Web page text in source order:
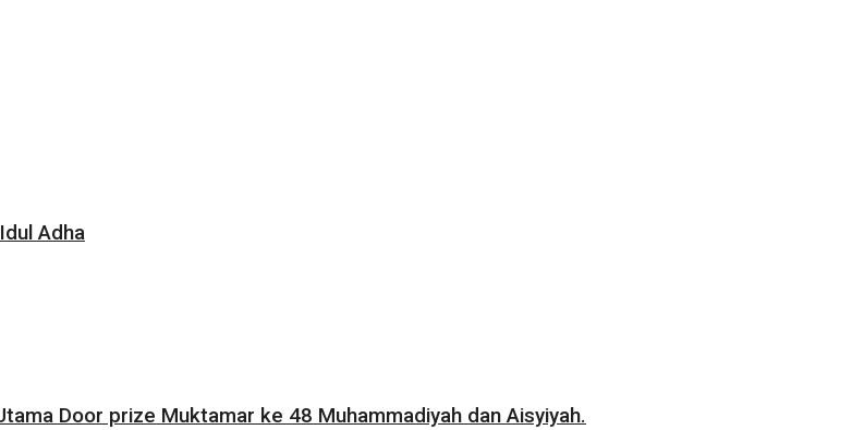
Adha
Door prize Muktamar ke 48 Muhammadiyah dan Aisyiyah.